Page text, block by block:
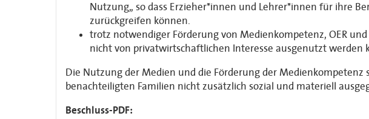
Nutzung,, so dass Erzieher*innen und Lehrer*innen für ihre
zurückgreifen können.
trotz notwendiger Förderung von Medienkompetenz, OER
nicht von privatwirtschaftlichen Interesse ausgenutzt
Die Nutzung der Medien und die Förderung der
benachteiligten Familien nicht zusätzlich sozial und materiell
Beschluss-PDF: